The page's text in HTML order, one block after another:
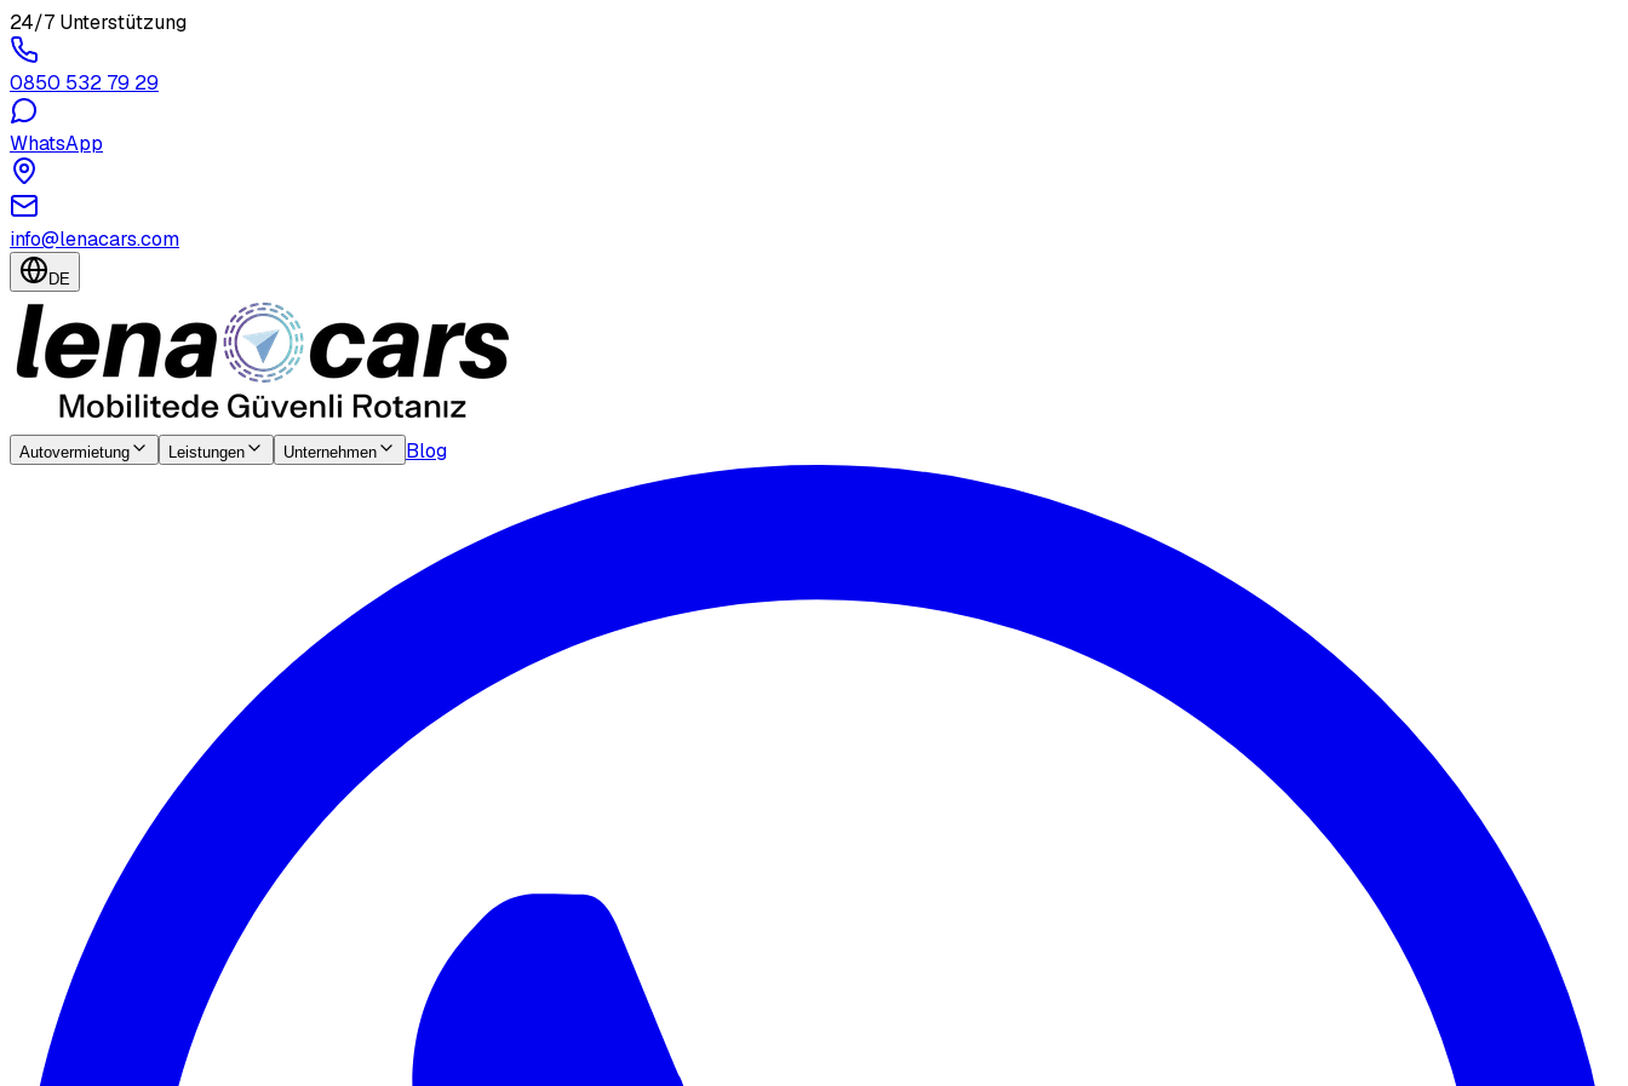
24/7 Unterstützung
0850 532 79 29
WhatsApp
info@lenacars.com
DE
Autovermietung Leistungen Unternehmen Blog